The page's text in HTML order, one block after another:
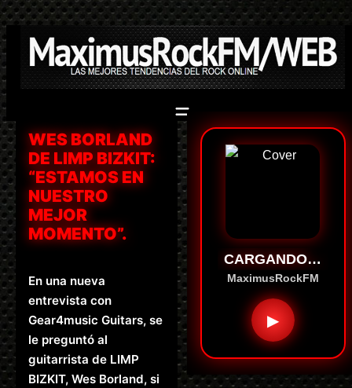
Saltar
al
contenido
WES BORLAND
DE LIMP BIZKIT:
“ESTAMOS EN
NUESTRO
MEJOR
MOMENTO”.
En una nueva
entrevista con
Gear4music Guitars, se
le preguntó al
guitarrista de LIMP
BIZKIT, Wes Borland, si
CARGANDO…
MaximusRockFM
▶